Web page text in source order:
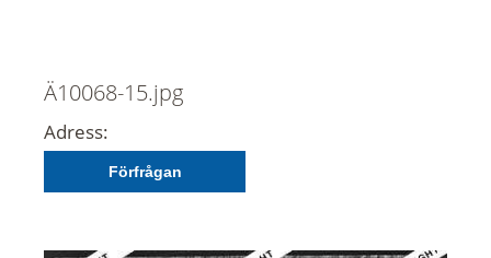
Ä10068-15.jpg
Adress:
Förfrågan